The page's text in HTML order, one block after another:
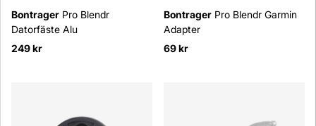
Bontrager Pro Blendr
Datorfäste Alu
249 kr
Bontrager Pro Blendr Garmin
Adapter
69 kr